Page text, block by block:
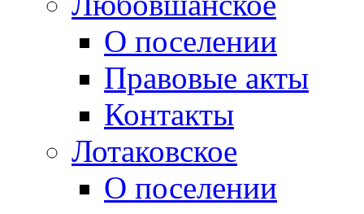
О поселении
Правовые акты
Контакты
Лотаковское
О поселении